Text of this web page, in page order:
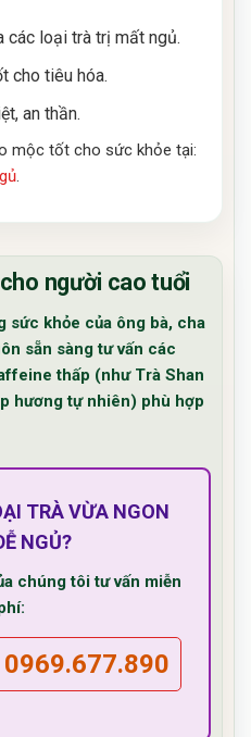
các loại trà trị mất ngủ.
cho tiêu hóa.
an thần.
mộc tốt cho sức khỏe tại:
.
người cao tuổi
sức khỏe của ông bà, cha
sẵn sàng tư vấn các
thấp (như Trà Shan
hương tự nhiên) phù hợp
TRÀ VỪA NGON
NGỦ?
chúng tôi tư vấn miễn
0969.677.890